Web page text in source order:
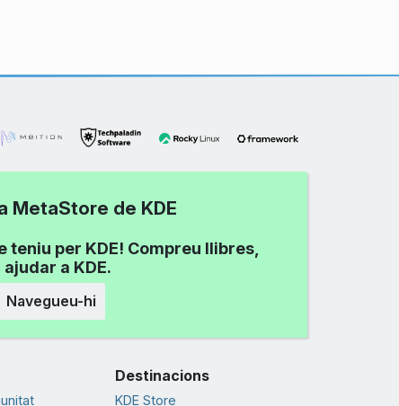
MetaStore de KDE
per KDE! Compreu llibres,
a KDE.
Navegueu-hi
Destinacions
KDE Store